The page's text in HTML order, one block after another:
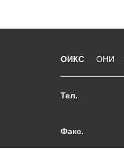
ОИКС ОНИ
Тел.
Факс.